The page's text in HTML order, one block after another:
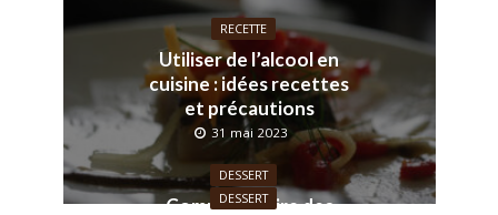
RECETTE
Utiliser de l’alcool en
cuisine : idées recettes
et précautions
31 mai 2023
DESSERT
Comment faire des
DESSERT